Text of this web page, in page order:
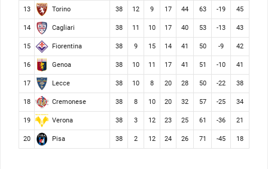
13 Torino 38 12 9 17 44 63 -19 45
14 Cagliari 38 11 10 17 40 53 -13 43
15 Fiorentina 38 9 15 14 41 50 -9 42
16 Genoa 38 10 11 17 41 51 -10 41
17 Lecce 38 10 8 20 28 50 -22 38
18 Cremonese 38 8 10 20 32 57 -25 34
19 Verona 38 3 12 23 25 61 -36 21
20 Pisa 38 2 12 24 26 71 -45 18